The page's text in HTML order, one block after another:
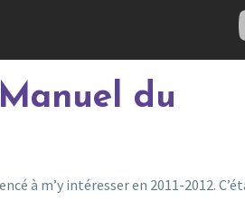
du
à m’y intéresser en 2011-2012.